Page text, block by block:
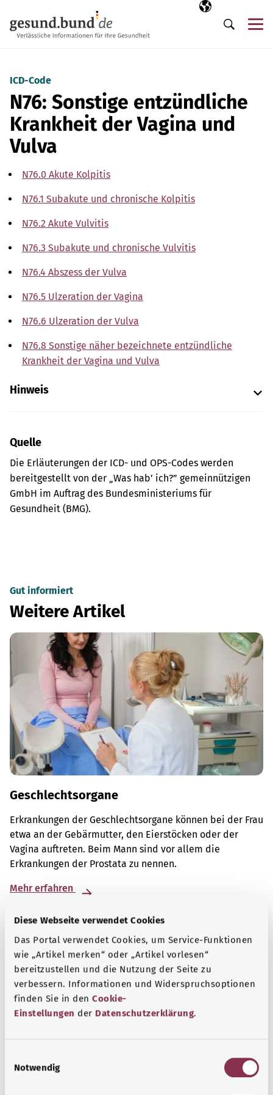
Diese Webseite verwendet Cookies
Das Portal verwendet Cookies, um Service-Funktionen
wie „Artikel merken“ oder „Artikel vorlesen“
bereitzustellen und die Nutzung der Seite zu
verbessern. Informationen und Widerspruchsoptionen
finden Sie in den Cookie-
Einstellungen der Datenschutzerklärung.
Notwendig
Ausgewählte
DE
Suche
ICD-Code
N76: Sonstige entzündliche
Krankheit der Vagina und
Vulva
N76.0 Akute Kolpitis
N76.1 Subakute und chronische Kolpitis
N76.2 Akute Vulvitis
N76.3 Subakute und chronische Vulvitis
N76.4 Abszess der Vulva
N76.5 Ulzeration der Vagina
N76.6 Ulzeration der Vulva
N76.8 Sonstige näher bezeichnete entzündliche
Krankheit der Vagina und Vulva
Hinweis
Quelle
Die Erläuterungen der ICD- und OPS-Codes werden
bereitgestellt von der „Was hab’ ich?” gemeinnützigen
GmbH im Auftrag des Bundesministeriums für
Gesundheit (BMG).
Gut informiert
Weitere Artikel
Geschlechtsorgane
Erkrankungen der Geschlechtsorgane können bei der Frau
etwa an der Gebärmutter, den Eierstöcken oder der
Vagina auftreten. Beim Mann sind vor allem die
Erkrankungen der Prostata zu nennen.
Mehr erfahren